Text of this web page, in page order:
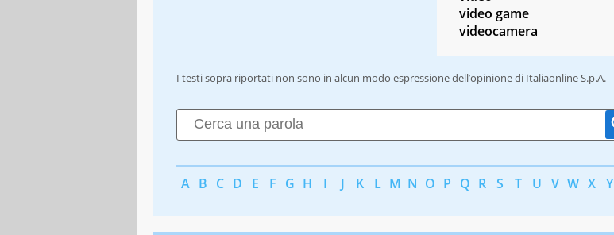
video game
videocamera
I testi sopra riportati non sono in alcun modo espressione dell’opinione di Italiaonline S.p.A.
A B C D E F G H I J K L M N O P Q R S T U V W X Y